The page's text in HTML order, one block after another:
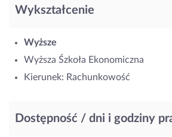
Wykształcenie
Wyższe
Wyższa Śzkoła Ekonomiczna
Kierunek: Rachunkowość
Dostępność / dni i godziny